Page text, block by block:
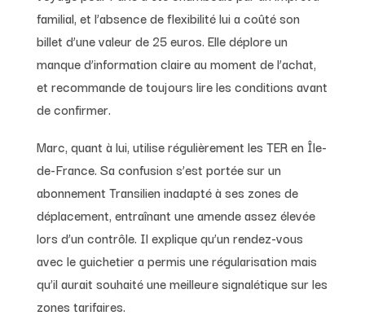
familial, et l’absence de flexibilité lui a coûté son
billet d’une valeur de 25 euros. Elle déplore un
manque d’information claire au moment de l’achat,
et recommande de toujours lire les conditions avant
de confirmer.
Marc, quant à lui, utilise régulièrement les TER en Île-
de-France. Sa confusion s’est portée sur un
abonnement Transilien inadapté à ses zones de
déplacement, entraînant une amende assez élevée
lors d’un contrôle. Il explique qu’un rendez-vous
avec le guichetier a permis une régularisation mais
qu’il aurait souhaité une meilleure signalétique sur les
zones tarifaires.